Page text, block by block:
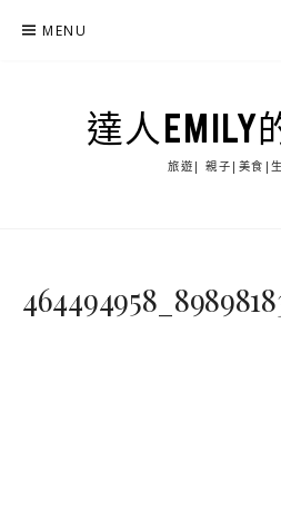
MENU
達人EMILY
旅遊| 親子|美食|